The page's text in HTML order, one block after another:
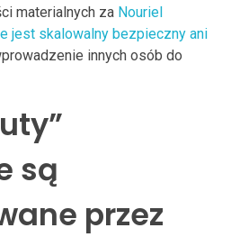
materialnych za Nouriel
jest skalowalny bezpieczny ani
innych osób do
są
przez